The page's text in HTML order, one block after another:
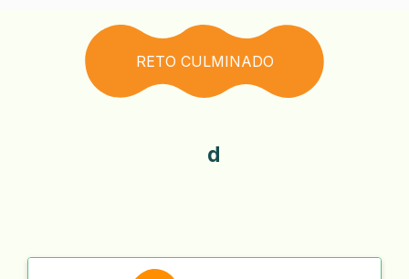
RETO CULMINADO
d